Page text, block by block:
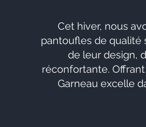
Cet hiver, nous
pantoufles de qualité
de leur design,
réconfortante.
Garneau excelle